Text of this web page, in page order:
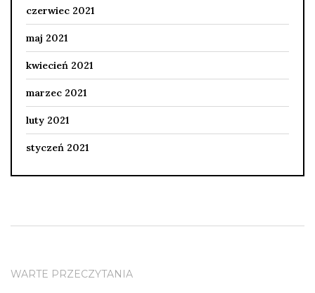
czerwiec 2021
maj 2021
kwiecień 2021
marzec 2021
luty 2021
styczeń 2021
WARTE PRZECZYTANIA